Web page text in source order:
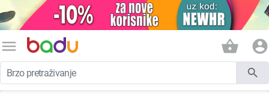
menu shopping_basket account_circle
search